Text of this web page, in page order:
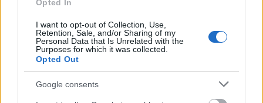
Opted In
I want to opt-out of Collection, Use,
Retention, Sale, and/or Sharing of my
Personal Data that Is Unrelated with the
Purposes for which it was collected.
Opted Out
Google consents
bizonnyal a forgatókönyv lapjain is tetszetős
árnyalatokat öltött. Viszont ahhoz, hogy a
való élet megírhatatlan, csak átélés után
megismerhető legmélyebb pillanatait
megjelentessék a kamerák előtt, és ezt úgy
tegyék, hogy az ennyire katartikus és
magával ragadó legyen, az alkotóknak igazán